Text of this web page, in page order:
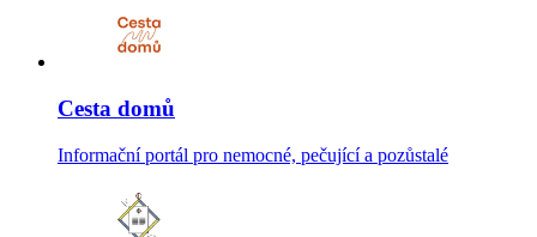
Cesta domů
Informační portál pro nemocné, pečující a pozůstalé